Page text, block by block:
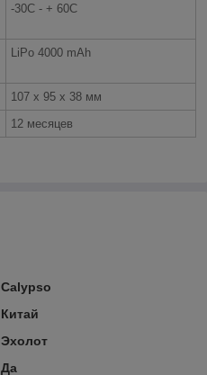
-30C - + 60C
LiPo 4000 mAh
107 х 95 х 38 мм
12 месяцев
Calypso
Китай
Эхолот
Да